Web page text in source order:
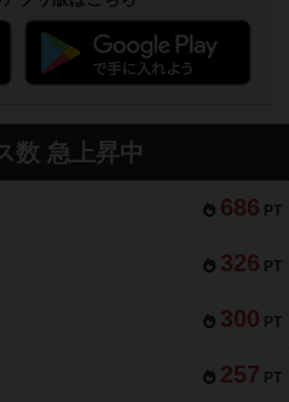
数 急上昇中
686 PT
326 PT
300 PT
257 PT